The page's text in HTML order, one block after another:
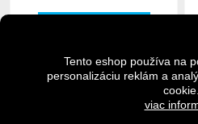
Tento eshop používa na
personalizáciu reklám a
cookie.
viac